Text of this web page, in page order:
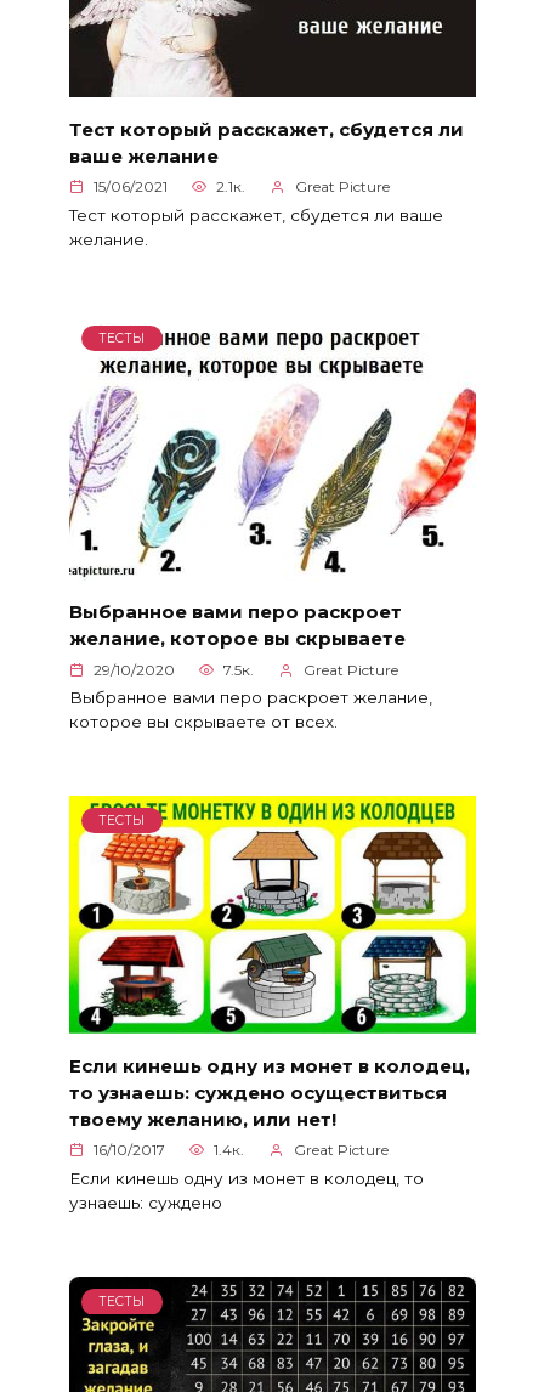
Тест который расскажет, сбудется ли
ваше желание
15/06/2021 2.1к. Great Picture
Тест который расскажет, сбудется ли ваше
желание.
ТЕСТЫ
Выбранное вами перо раскроет
желание, которое вы скрываете
29/10/2020 7.5к. Great Picture
Выбранное вами перо раскроет желание,
которое вы скрываете от всех.
ТЕСТЫ
Если кинешь одну из монет в колодец,
то узнаешь: суждено осуществиться
твоему желанию, или нет!
16/10/2017 1.4к. Great Picture
Если кинешь одну из монет в колодец, то
узнаешь: суждено
ТЕСТЫ